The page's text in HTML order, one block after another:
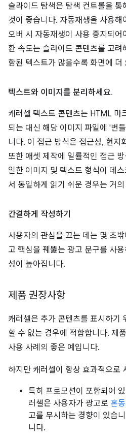
슬라이드 탐색은 탐색 컨트롤을
것이 좋습니다. 자동재생을 사용
오버 시 자동재생이 사용 중지되
환 속도는 슬라이드 콘텐츠를 고
함된 텍스트가 많을수록 화면에 더
텍스트와 이미지를 분리하세요.
캐러셀 텍스트 콘텐츠는 HTML 마
되는 대신 해당 이미지 파일에 '번
니다. 이 접근 방식은 접근성, 현지
또한 애셋 제작에 일률적인 접근
일한 이미지 및 텍스트 형식이 데
서 동일하게 읽기 쉬운 경우는 거
간결하게 작성하기
사용자의 관심을 끄는 데는 몇 초
고 핵심을 꿰뚫는 광고 문구를 사
성이 높아집니다.
제품 권장사항
캐러셀은 추가 콘텐츠를 표시하기
할 수 없는 경우에 적합합니다. 제
사용 사례의 좋은 예입니다.
하지만 캐러셀이 항상 효과적으로
특히 프로모션이 포함되어
러셀은 사용자가 광고로 혼동
고를 무시하는 경향이 있습
니다.